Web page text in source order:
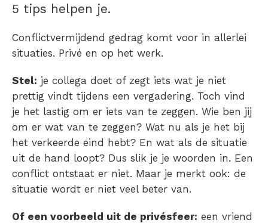
5 tips helpen je.
Conflictvermijdend gedrag komt voor in allerlei
situaties. Privé en op het werk.
Stel: je collega doet of zegt iets wat je niet
prettig vindt tijdens een vergadering. Toch vind
je het lastig om er iets van te zeggen. Wie ben jij
om er wat van te zeggen? Wat nu als je het bij
het verkeerde eind hebt? En wat als de situatie
uit de hand loopt? Dus slik je je woorden in. Een
conflict ontstaat er niet. Maar je merkt ook: de
situatie wordt er niet veel beter van.
Of een voorbeeld uit de privésfeer: een vriend